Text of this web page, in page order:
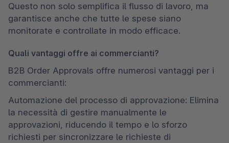
Questo non solo semplifica il flusso di lavoro, ma
garantisce anche che tutte le spese siano
monitorate e controllate in modo efficace.
Quali vantaggi offre ai commercianti?
B2B Order Approvals offre numerosi vantaggi per i
commercianti:
Automazione del processo di approvazione: Elimina
la necessità di gestire manualmente le
approvazioni, riducendo il tempo e lo sforzo
richiesti per sincronizzare le richieste di